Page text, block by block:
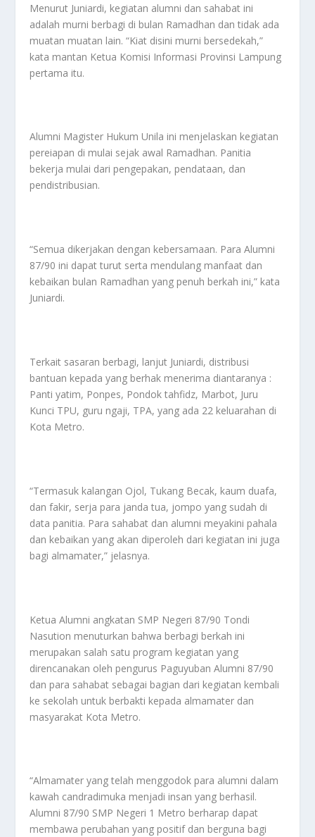
Menurut Juniardi, kegiatan alumni dan sahabat ini
adalah murni berbagi di bulan Ramadhan dan tidak ada
muatan muatan lain. “Kiat disini murni bersedekah,”
kata mantan Ketua Komisi Informasi Provinsi Lampung
pertama itu.
Alumni Magister Hukum Unila ini menjelaskan kegiatan
pereiapan di mulai sejak awal Ramadhan. Panitia
bekerja mulai dari pengepakan, pendataan, dan
pendistribusian.
“Semua dikerjakan dengan kebersamaan. Para Alumni
87/90 ini dapat turut serta mendulang manfaat dan
kebaikan bulan Ramadhan yang penuh berkah ini,” kata
Juniardi.
Terkait sasaran berbagi, lanjut Juniardi, distribusi
bantuan kepada yang berhak menerima diantaranya :
Panti yatim, Ponpes, Pondok tahfidz, Marbot, Juru
Kunci TPU, guru ngaji, TPA, yang ada 22 keluarahan di
Kota Metro.
“Termasuk kalangan Ojol, Tukang Becak, kaum duafa,
dan fakir, serja para janda tua, jompo yang sudah di
data panitia. Para sahabat dan alumni meyakini pahala
dan kebaikan yang akan diperoleh dari kegiatan ini juga
bagi almamater,” jelasnya.
Ketua Alumni angkatan SMP Negeri 87/90 Tondi
Nasution menuturkan bahwa berbagi berkah ini
merupakan salah satu program kegiatan yang
direncanakan oleh pengurus Paguyuban Alumni 87/90
dan para sahabat sebagai bagian dari kegiatan kembali
ke sekolah untuk berbakti kepada almamater dan
masyarakat Kota Metro.
“Almamater yang telah menggodok para alumni dalam
kawah candradimuka menjadi insan yang berhasil.
Alumni 87/90 SMP Negeri 1 Metro berharap dapat
membawa perubahan yang positif dan berguna bagi